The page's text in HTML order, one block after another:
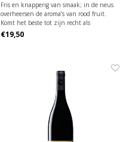
Fris en knapperig van smaak; in de neus
overheersen de aroma’s van rood fruit.
Komt het beste tot zijn recht als
begeleider van gerechten.
€19,50